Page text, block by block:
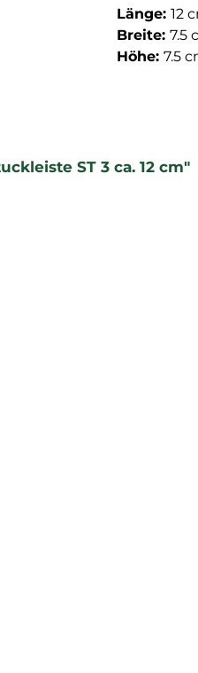
Länge: 12
Breite: 7.5
Höhe: 7.5
ST 3 ca. 12 cm"